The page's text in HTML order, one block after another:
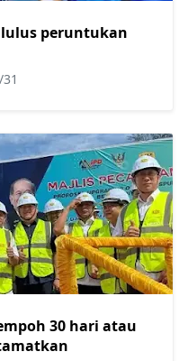
peruntukan
30 hari atau